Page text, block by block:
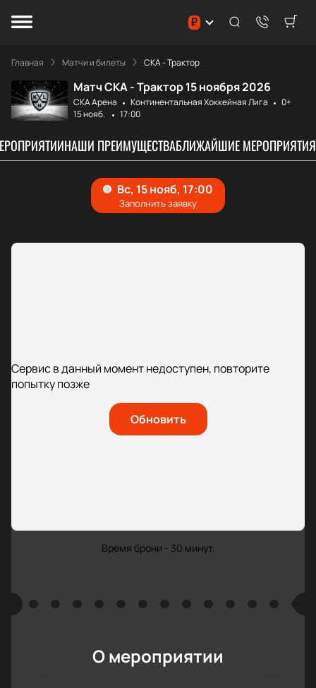
₽
Главная Матчи и билеты СКА - Трактор
Матч СКА - Трактор 15 ноября 2026
СКА Арена Континентальная Хоккейная Лига
0+
15 нояб.
17:00
НАШИ ПРЕИМУЩЕСТВАБЛИЖАЙШИЕ МЕРОПРИЯТИЯ
Сервис в данный момент недоступен, повторите
попытку позже
Обновить
Время брони - 30 минут.
О мероприятии